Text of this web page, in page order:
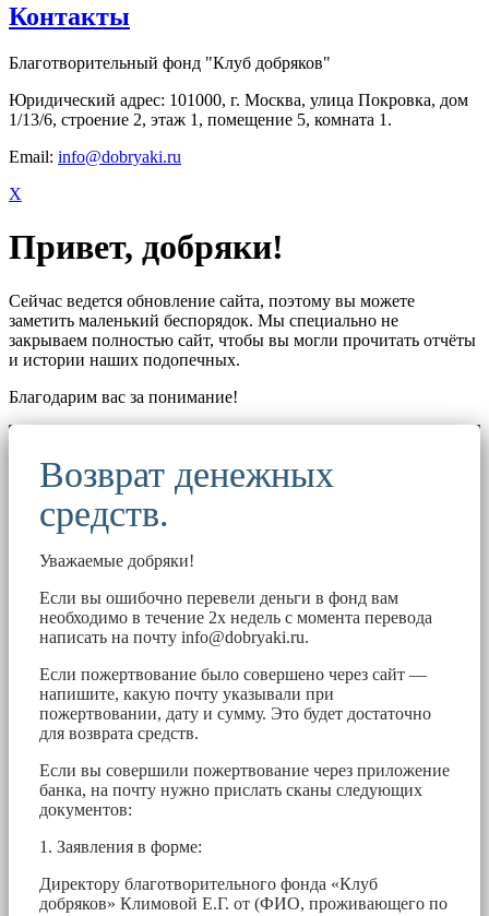
Контакты
Благотворительный фонд "Клуб добряков"
Юридический адрес: 101000, г. Москва, улица Покровка, дом
1/13/6, строение 2, этаж 1, помещение 5, комната 1.
Email: info@dobryaki.ru
X
Привет, добряки!
Сейчас ведется обновление сайта, поэтому вы можете
заметить маленький беспорядок. Мы специально не
закрываем полностью сайт, чтобы вы могли прочитать отчёты
и истории наших подопечных.
Благодарим вас за понимание!
Возврат денежных
средств.
Уважаемые добряки!
Если вы ошибочно перевели деньги в фонд вам
необходимо в течение 2х недель с момента перевода
написать на почту info@dobryaki.ru.
Если пожертвование было совершено через сайт —
напишите, какую почту указывали при
пожертвовании, дату и сумму. Это будет достаточно
для возврата средств.
Если вы совершили пожертвование через приложение
банка, на почту нужно прислать сканы следующих
документов:
1. Заявления в форме:
Директору благотворительного фонда «Клуб
добряков» Климовой Е.Г. от (ФИО, проживающего по